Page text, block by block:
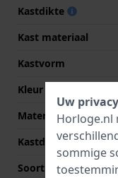
Kastdikte
Kast materiaal
Kastvorm
Kleur kast
Materiaal
Kastdeksel
Soort glas
Uw
Horloge.nl
sommige